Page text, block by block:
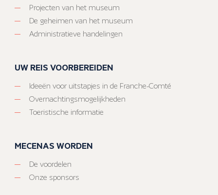
Projecten van het museum
De geheimen van het museum
Administratieve handelingen
UW REIS VOORBEREIDEN
Ideeën voor uitstapjes in de Franche-Comté
Overnachtingsmogelijkheden
Toeristische informatie
MECENAS WORDEN
De voordelen
Onze sponsors